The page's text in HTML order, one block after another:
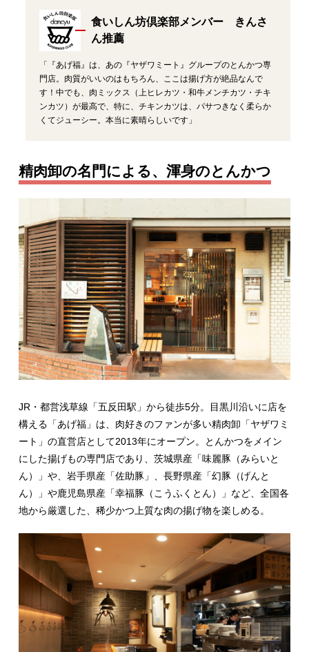
食いしん坊倶楽部メンバー きんさ
ん推薦
「『あげ福』は、あの『ヤザワミート』グループのとんかつ専
門店。肉質がいいのはもちろん、ここは揚げ方が絶品なんで
す！中でも、肉ミックス（上ヒレカツ・和牛メンチカツ・チキ
ンカツ）が最高で、特に、チキンカツは、パサつきなく柔らか
くてジューシー。本当に素晴らしいです」
精肉卸の名門による、渾身のとんかつ
JR・都営浅草線「五反田駅」から徒歩5分。目黒川沿いに店を
構える「あげ福」は、肉好きのファンが多い精肉卸「ヤザワミ
ート」の直営店として2013年にオープン。とんかつをメイン
にした揚げもの専門店であり、茨城県産「味麗豚（みらいと
ん）」や、岩手県産「佐助豚」、長野県産「幻豚（げんと
ん）」や鹿児島県産「幸福豚（こうふくとん）」など、全国各
地から厳選した、稀少かつ上質な肉の揚げ物を楽しめる。